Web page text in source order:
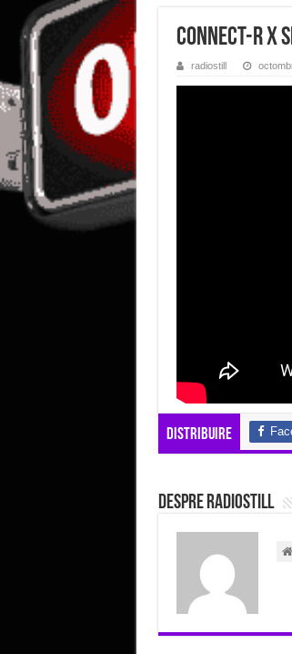
Connect-R x
radiostill
Distribuire
Despre radiostill